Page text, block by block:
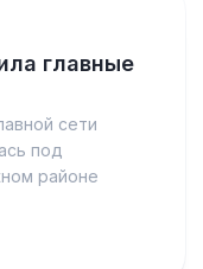
главные
сети
под
районе